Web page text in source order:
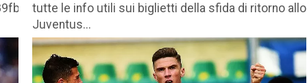
tutte le info utili sui biglietti della sfida di ritorno allo
Juventus...